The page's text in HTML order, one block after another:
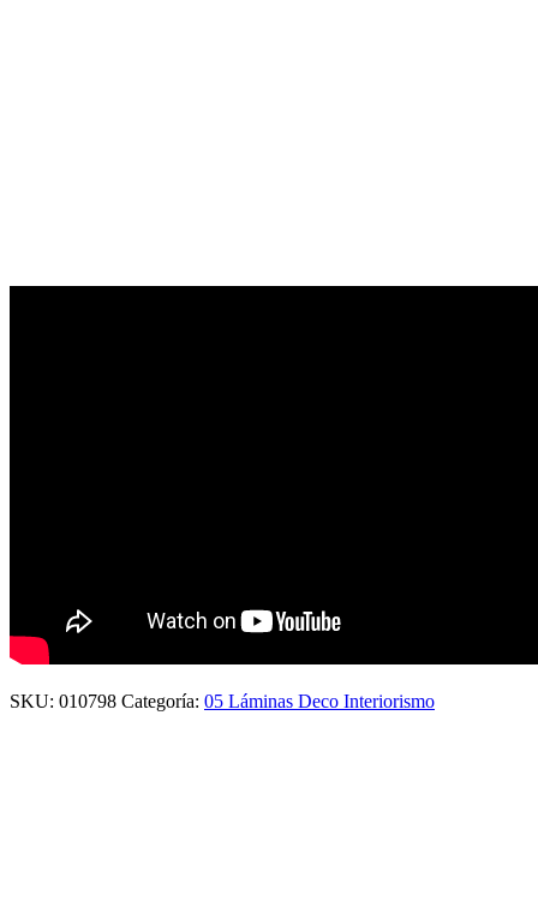
SKU: 010798 Categoría: 05 Láminas Deco Interiorismo